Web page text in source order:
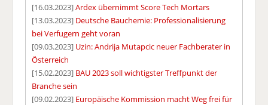
[16.03.2023]Ardex übernimmt Score Tech Mortars
[13.03.2023] Deutsche Bauchemie: Professionalisierung
bei Verfugern geht voran
[09.03.2023] Uzin: Andrija Mutapcic neuer Fachberater in
Österreich
[15.02.2023] BAU 2023 soll wichtigster Treffpunkt der
Branche sein
[09.02.2023] Europäische Kommission macht Weg frei für